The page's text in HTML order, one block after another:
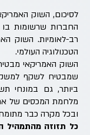
לסיכום, השוק
החברות שרשומות
רב-לאומיות. השוק
הטכנולוגיה העולמי.
השוק האמריקאי
שמבטיח לשקף
ביותר, גם במונחי
מלחמת המכסים של
ובכל מקרה כבר
כל תזוזה מהתמהיל